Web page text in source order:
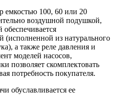
емкостью 100, 60 или 20
воздушной подушкой,
(исполненной из натурального
а также реле давления и
моделей насосов,
позволяет скомплектовать
потребность покупателя.
обуславливается ее